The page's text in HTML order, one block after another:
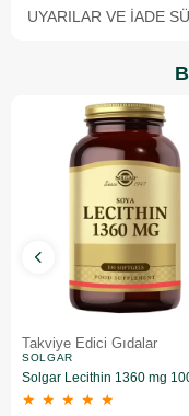
UYARILAR VE İADE
Takviye Edici Gıdalar
SOLGAR
★ ★ ★ ★ ★